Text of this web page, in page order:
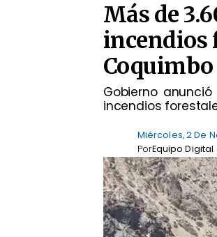
Más de
incendios
Gobierno
incendios
Miércoles, 2 De
Equipo Digital
Por